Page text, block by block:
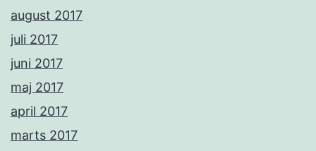
august 2017
juli 2017
juni 2017
maj 2017
april 2017
marts 2017